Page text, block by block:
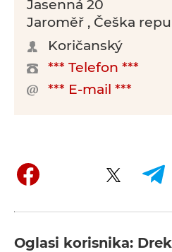
Jasenná 20
Jaroměř , Češka
Koričanský
*** Telefon ***
*** E-mail ***
Oglasi korisnika: